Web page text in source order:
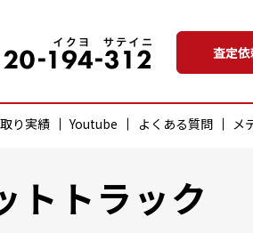
り実績 Youtube よくある質問 メ
査定
トラック